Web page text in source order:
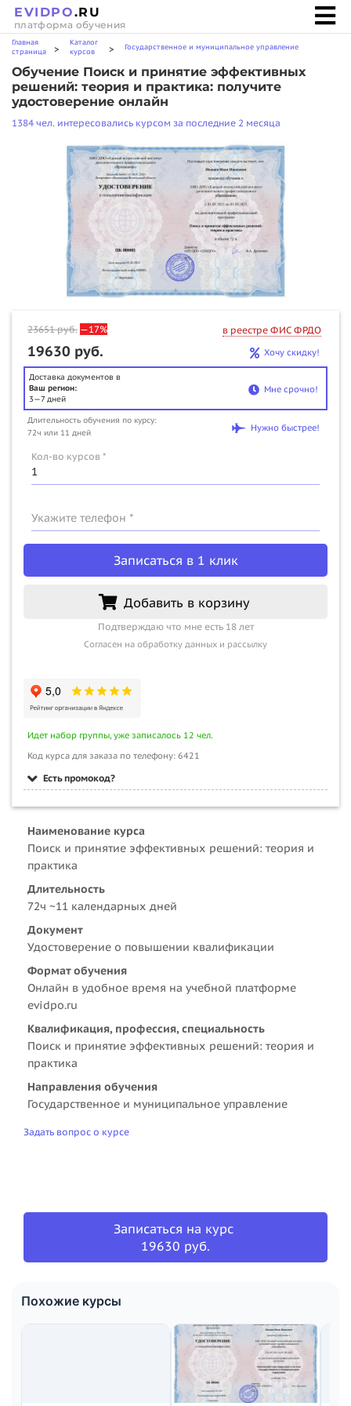
EVIDPO.RU
платформа обучения
Главная
страница
>
Каталог
курсов
> Государственное и муниципальное управление
Обучение Поиск и принятие эффективных
решений: теория и практика: получите
удостоверение онлайн
1384 чел. интересовались курсом за последние 2 месяца
23651руб. —17% в реестре ФИС ФРДО
19630 руб. Хочу скидку!
Доставка документов в
Ваш регион:
3—7 дней
Мне срочно!
Длительность обучения по курсу:
72ч или 11 дней
Нужно быстрее!
Кол-во курсов *
Укажите телефон *
Записаться в 1 клик
Добавить в корзину
Подтверждаю что мне есть 18 лет
Согласен на обработку данных и рассылку
Идет набор группы, уже записалось 12 чел.
Код курса для заказа по телефону: 6421
Есть промокод?
Наименование курса
Поиск и принятие эффективных решений: теория и
практика
Длительность
72ч ~11 календарных дней
Документ
Удостоверение о повышении квалификации
Формат обучения
Онлайн в удобное время на учебной платформе
evidpo.ru
Квалификация, профессия, специальность
Поиск и принятие эффективных решений: теория и
практика
Направления обучения
Государственное и муниципальное управление
Задать вопрос о курсе
Записаться на курс
19630 руб.
Похожие курсы